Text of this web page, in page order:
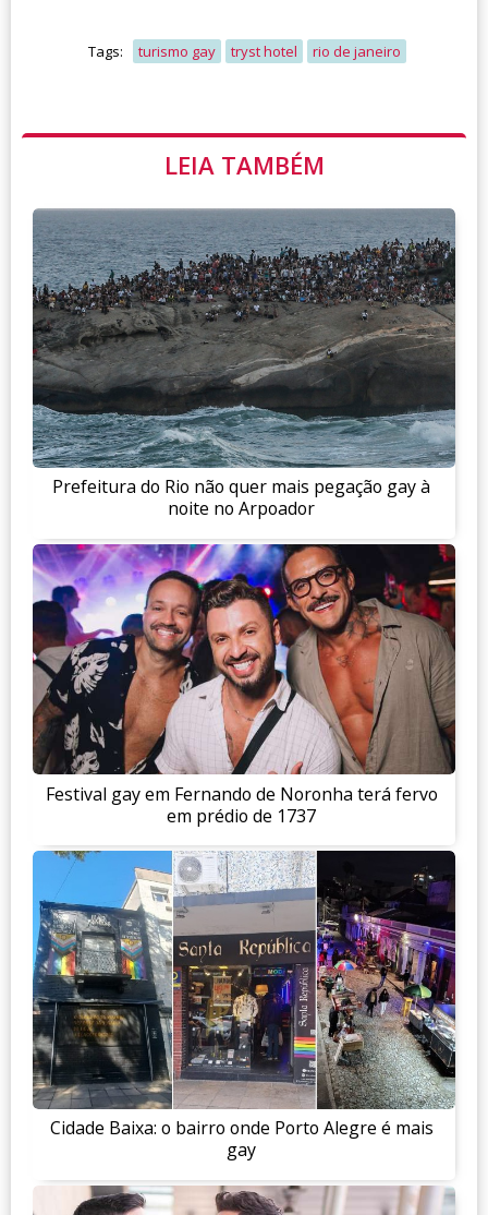
Tags: turismo gay tryst hotel rio de janeiro
LEIA TAMBÉM
Prefeitura do Rio não quer mais pegação gay à
noite no Arpoador
Festival gay em Fernando de Noronha terá fervo
em prédio de 1737
Cidade Baixa: o bairro onde Porto Alegre é mais
gay